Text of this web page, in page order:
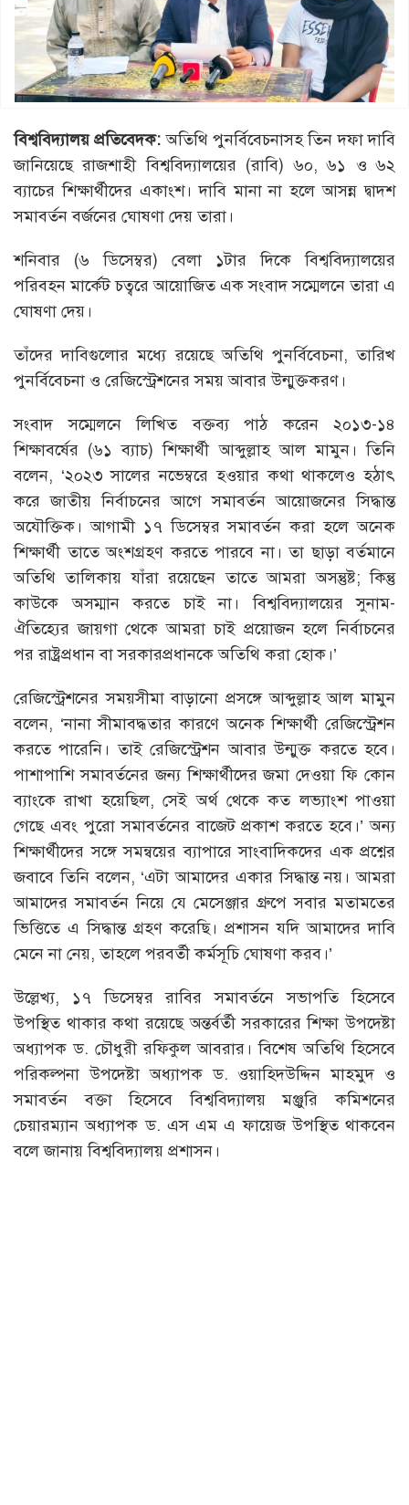
বিশ্ববিদ্যালয় প্রতিবেদক: অতিথি পুনর্বিবেচনাসহ তিন দফা দাবি
জানিয়েছে রাজশাহী বিশ্ববিদ্যালয়ের (রাবি) ৬০, ৬১ ও ৬২
ব্যাচের শিক্ষার্থীদের একাংশ। দাবি মানা না হলে আসন্ন দ্বাদশ
সমাবর্তন বর্জনের ঘোষণা দেয় তারা।
শনিবার (৬ ডিসেম্বর) বেলা ১টার দিকে বিশ্ববিদ্যালয়ের
পরিবহন মার্কেট চত্বরে আয়োজিত এক সংবাদ সম্মেলনে তারা এ
ঘোষণা দেয়।
তাঁদের দাবিগুলোর মধ্যে রয়েছে অতিথি পুনর্বিবেচনা, তারিখ
পুনর্বিবেচনা ও রেজিস্ট্রেশনের সময় আবার উন্মুক্তকরণ।
সংবাদ সম্মেলনে লিখিত বক্তব্য পাঠ করেন ২০১৩-১৪
শিক্ষাবর্ষের (৬১ ব্যাচ) শিক্ষার্থী আব্দুল্লাহ আল মামুন। তিনি
বলেন, ‘২০২৩ সালের নভেম্বরে হওয়ার কথা থাকলেও হঠাৎ
করে জাতীয় নির্বাচনের আগে সমাবর্তন আয়োজনের সিদ্ধান্ত
অযৌক্তিক। আগামী ১৭ ডিসেম্বর সমাবর্তন করা হলে অনেক
শিক্ষার্থী তাতে অংশগ্রহণ করতে পারবে না। তা ছাড়া বর্তমানে
অতিথি তালিকায় যাঁরা রয়েছেন তাতে আমরা অসন্তুষ্ট; কিন্তু
কাউকে অসম্মান করতে চাই না। বিশ্ববিদ্যালয়ের সুনাম-
ঐতিহ্যের জায়গা থেকে আমরা চাই প্রয়োজন হলে নির্বাচনের
পর রাষ্ট্রপ্রধান বা সরকারপ্রধানকে অতিথি করা হোক।’
রেজিস্ট্রেশনের সময়সীমা বাড়ানো প্রসঙ্গে আব্দুল্লাহ আল মামুন
বলেন, ‘নানা সীমাবদ্ধতার কারণে অনেক শিক্ষার্থী রেজিস্ট্রেশন
করতে পারেনি। তাই রেজিস্ট্রেশন আবার উন্মুক্ত করতে হবে।
পাশাপাশি সমাবর্তনের জন্য শিক্ষার্থীদের জমা দেওয়া ফি কোন
ব্যাংকে রাখা হয়েছিল, সেই অর্থ থেকে কত লভ্যাংশ পাওয়া
গেছে এবং পুরো সমাবর্তনের বাজেট প্রকাশ করতে হবে।’ অন্য
শিক্ষার্থীদের সঙ্গে সমন্বয়ের ব্যাপারে সাংবাদিকদের এক প্রশ্নের
জবাবে তিনি বলেন, ‘এটা আমাদের একার সিদ্ধান্ত নয়। আমরা
আমাদের সমাবর্তন নিয়ে যে মেসেঞ্জার গ্রুপে সবার মতামতের
ভিত্তিতে এ সিদ্ধান্ত গ্রহণ করেছি। প্রশাসন যদি আমাদের দাবি
মেনে না নেয়, তাহলে পরবর্তী কর্মসূচি ঘোষণা করব।’
উল্লেখ্য, ১৭ ডিসেম্বর রাবির সমাবর্তনে সভাপতি হিসেবে
উপস্থিত থাকার কথা রয়েছে অন্তর্বর্তী সরকারের শিক্ষা উপদেষ্টা
অধ্যাপক ড. চৌধুরী রফিকুল আবরার। বিশেষ অতিথি হিসেবে
পরিকল্পনা উপদেষ্টা অধ্যাপক ড. ওয়াহিদউদ্দিন মাহমুদ ও
সমাবর্তন বক্তা হিসেবে বিশ্ববিদ্যালয় মঞ্জুরি কমিশনের
চেয়ারম্যান অধ্যাপক ড. এস এম এ ফায়েজ উপস্থিত থাকবেন
বলে জানায় বিশ্ববিদ্যালয় প্রশাসন।